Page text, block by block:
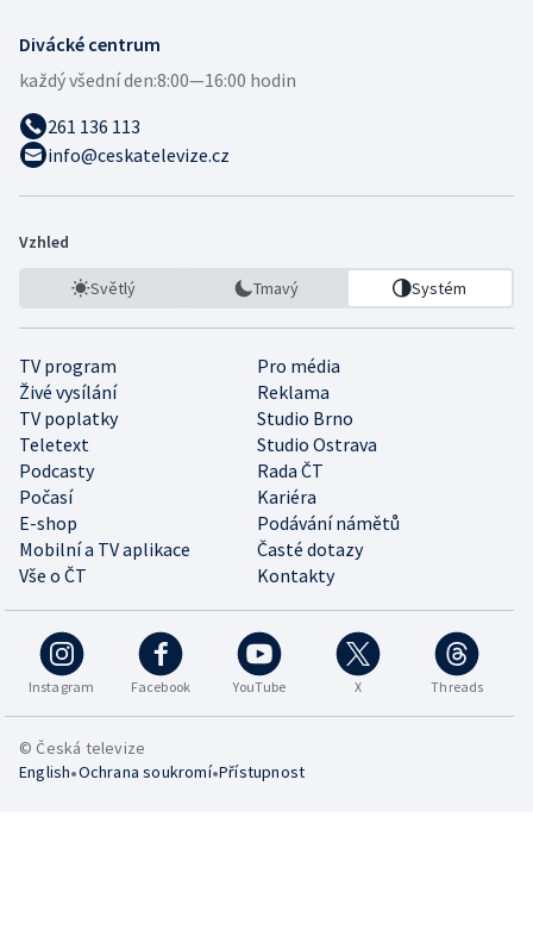
Divácké centrum
každý všední den:8:00—16:00 hodin
261 136 113
info@ceskatelevize.cz
Vzhled
Světlý Tmavý Systém
TV program
Pro média
Živé vysílání
Reklama
TV poplatky
Studio Brno
Teletext
Studio Ostrava
Podcasty
Rada ČT
Počasí
Kariéra
E-shop
Podávání námětů
Mobilní a TV aplikace
Časté dotazy
Vše o ČT
Kontakty
Instagram Facebook YouTube X Threads
© Česká televize
English•Ochrana soukromí•Přístupnost